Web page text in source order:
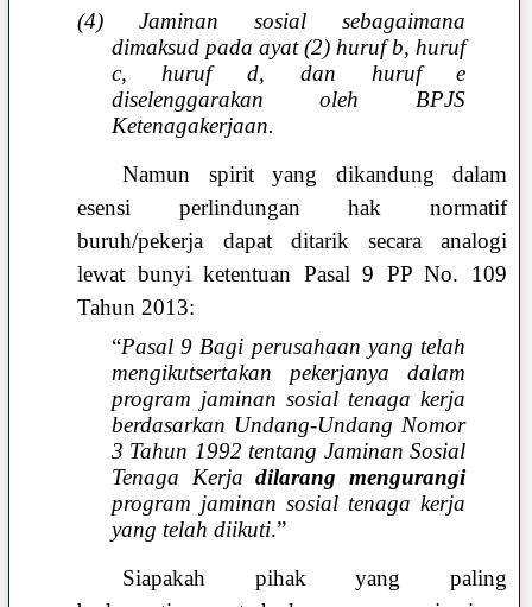
(4) Jaminan sosial sebagaimana
dimaksud pada ayat (2) huruf b, huruf
c, huruf d, dan huruf e
diselenggarakan oleh BPJS
Ketenagakerjaan.
Namun spirit yang dikandung dalam
esensi perlindungan hak normatif
buruh/pekerja dapat ditarik secara analogi
lewat bunyi ketentuan Pasal 9 PP No. 109
Tahun 2013:
“Pasal 9 Bagi perusahaan yang telah
mengikutsertakan pekerjanya dalam
program jaminan sosial tenaga kerja
berdasarkan Undang-Undang Nomor
3 Tahun 1992 tentang Jaminan Sosial
Tenaga Kerjadilarang mengurangi
program jaminan sosial tenaga kerja
yang telah diikuti.”
Siapakah pihak yang paling